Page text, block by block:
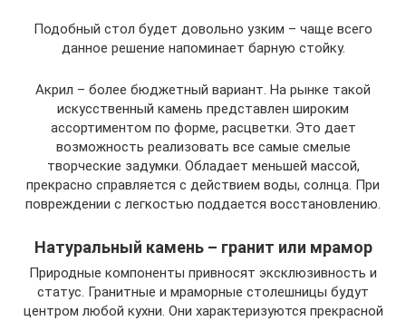
Подобный стол будет довольно узким – чаще всего
данное решение напоминает барную стойку.
Акрил – более бюджетный вариант. На рынке такой
искусственный камень представлен широким
ассортиментом по форме, расцветки. Это дает
возможность реализовать все самые смелые
творческие задумки. Обладает меньшей массой,
прекрасно справляется с действием воды, солнца. При
повреждении с легкостью поддается восстановлению.
Натуральный камень – гранит или мрамор
Природные компоненты привносят эксклюзивность и
статус. Гранитные и мраморные столешницы будут
центром любой кухни. Они характеризуются прекрасной